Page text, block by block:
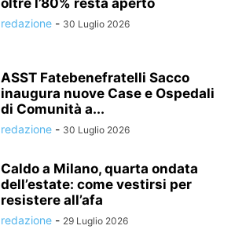
oltre l’80% resta aperto
redazione - 30 Luglio 2026
ASST Fatebenefratelli Sacco
inaugura nuove Case e Ospedali
di Comunità a...
redazione - 30 Luglio 2026
Caldo a Milano, quarta ondata
dell’estate: come vestirsi per
resistere all’afa
redazione - 29 Luglio 2026